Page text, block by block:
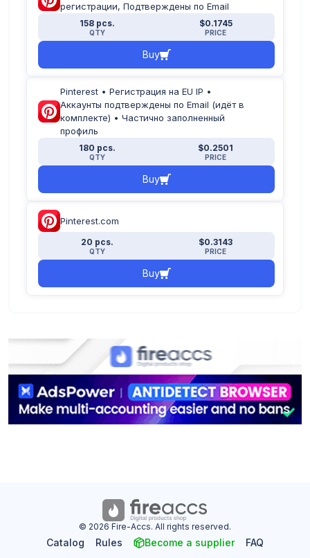
регистрации, Подтверждены по Email
158 pcs.
QTY
$0.1745
PRICE
Buy
Pinterest • Регистрация на EU IP •
Аккаунты подтверждены по Email (идёт в
комплекте) • Частично заполненный
профиль
180 pcs.
QTY
$0.2501
PRICE
Buy
Pinterest.com
20 pcs.
QTY
$0.3143
PRICE
Buy
© 2026 Fire-Accs. All rights reserved.
Catalog Rules Become a supplier
FAQ